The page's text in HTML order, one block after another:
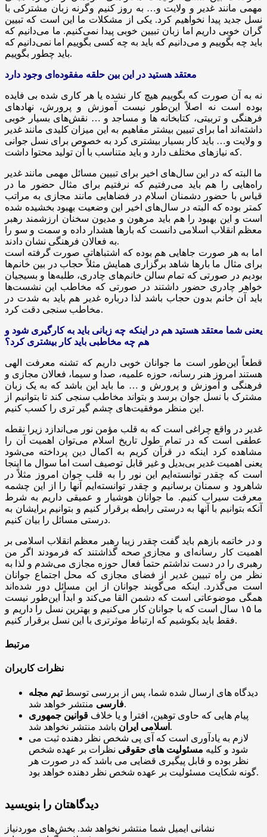
مهمی مانند غدیر و ولایت و… به روز کنیم وگرنه زبان مشترکی با
نسل جدید پیدا نخواهیم کرد. یکی از مشکلات ما این است که تبیین
گران خوبی داریم اما زبان تبیین خوبی پیدا نمی‌کنیم. ما می‌دانیم که
باید چه بگوییم و می‌دانیم که باید به چه کسی بگوییم اما نمی‌دانیم که
باید چطور بگوییم.
معتقد هستید در این بین حلقه مفقوده‌ای وجود دارد
نه به آن صورت که بگوییم هیچ کار نشده یا هر کاری شده بی فایده
بوده است نه اصلاً این‌طور نیست آموزش و پرورش، نهادهای
فرهنگی و تربیتی، کتابخانه ها و مساجد و … نقش‌های بسیار خوبی
داشته‌اند اما برای تبیین بیشتر مفاهیم به این میزان کلیدی مانند غدیر
و ولایت و… باید کار بسیار بیشتری کرد به خصوص برای نسل جوانی
که نیازهای مختلف دارد و باید متناسب با آن تولید محتوا داشت.
ما البته که در این سال‌های اخیر برای تبیین مسائل مهمی مانند غدیر
راه‌هایی را هم باید می‌رفتیم که نرفتیم برای مثال حضور ما در
قیاس با حضور دشمنان اسلام در فضاهایی مانند مجازی به مراتب
کمتر بوده که البته در سال‌های اخیر این وضعیت بهبود بخشیده شده
است و این بهبود را هم باید مرهون و مدیون سخنان ارزشمند رهبر
معظم انقلاب اسلامی دانست که بارها هشدار داده و سمت و سو را
به فعالان فرهنگی نشان دادند.
اما به هر صورت جاهایی هم بوده که اشتباهاتی صورت گرفته است
برای مثال ما بارها شاهد برگزاری همایش مثلاً حجاب در بین خانم‌ها
بودیم در صورتی که تمام سالن خانم‌های چادری، طلبه‌ها و بسیجیان
خواهر چادری حضور داشتند در صورتی که مخاطب این نشست‌ها
باید آن خانم بدون حجاب باشد لذا درباره غدیر هم باید به شدت در
مخاطب سنجی دقت کرد.
یعنی شما معتقد هستید هم در اینکه چه زبانی باید بهکارگیری شود و
هم چه مخاطبی باید کار بیشتری کرد؟
قطعاً این‌طور است ما جوانان خوبی داریم که تشنه معرفت الهی
هستند امروز هنر رسانه، حوزه علمیه، صدا و سیما، فعالان مجازی و
فرهنگی و آموزش و پرورش و … ما باید این باشد که به یک زبان
مشترک با نسل جوان برسد و بتواند مخاطب سنجی کند تا بتوانیم از
این منظر موفقیت‌های چشم گیر تری را کسب کنیم.
غدیر در واقع چراغی است که به قلب مؤمن نور می‌اندازد زیرا نقطه
عطفی است که در تمام طول تاریخ اسلام می‌توان اهمیت آن را
مشاهده کرد اینکه در قرآن کریم به اکمال دین پرداخته می‌شود
یعنی اهمیت غدیر بی‌بدیل و غیر قابل توصیف است اما سوال ما اینجا
است که چقدر توانسته‌ایم این نور را به قلب جوان امروز مثلاً در
شاهرود و سمنان برسانیم و چقدر توانسته‌ایم آنها را از این چشمه
معرفت سیراب کنیم. ما جوانان هوشیار و عمیقی داریم به شرط
آنکه بتوانیم با آنها به درستی رابطه برقرار کنیم و بتوانیم برایشان به
درستی مسائل را بیان کنیم.
و در خاتمه بازهم باید گفت چقدر زیبا رهبر معظم انقلاب اسلامی بر
اهمیت کار رسانه‌ای و مجازی صحه گذاشتند که فرمودند اگر من
رهبری را در دست نداشتم حتماً فعال حوزه مجازی می‌شدم و لذا به
نظر من راه تبیین غدیر از فضای مجازی که محل اجتماع جوانان
است می‌گذرد. اینکه می‌گویند جوانان از این مسائل دور شده‌اند
همگی موضوعاتی است که دشمن القا می‌کند و ابداً این‌طور نیست
ما ۱۵ سال است که با جوانان کار می‌کنیم و بهترین نسل را داریم و
فقط باید بکوشیم که ارتباط موثرتری با این نسل برقرار کنیم.
مرتبط
نظرات کاربران
دیدگاه های ارسال شده شما، پس از بررسی توسطتیم مجله
فارسیمنتشر خواهد شد.
پیام هایی که حاوی توهین، افترا و یا خلاف قوانین جمهوری
اسلامی ایران باشد منتشر نخواهد شد.
لازم به یادآوری است که آی پی شخص نظر دهنده ثبت می
شود و کلیه مسئولیت های حقوقی نظرات بر عهده شخص
نظر بوده و قابل پیگیری قضایی می باشد که در صورت هر
گونه شکایت مسئولیت بر عهده شخص نظر دهنده خواهد بود.
دیدگاهتان را بنویسید
نشانی ایمیل شما منتشر نخواهد شد. بخش‌های موردنیاز